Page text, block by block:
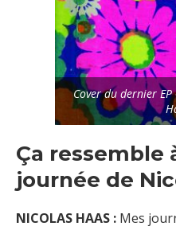
Cover du dernier
Ça ressemble
journée de
NICOLAS HAAS : Mes